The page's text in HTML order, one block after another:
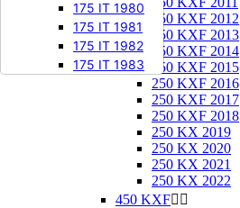
175 IT 1980
175 IT 1981
175 IT 1982
175 IT 1983
250 KXF 2012
250 KXF 2013
250 KXF 2014
250 KXF 2015
250 KXF 2016
250 KXF 2017
250 KXF 2018
250 KX 2019
250 KX 2020
250 KX 2021
250 KX 2022
450 KXF 